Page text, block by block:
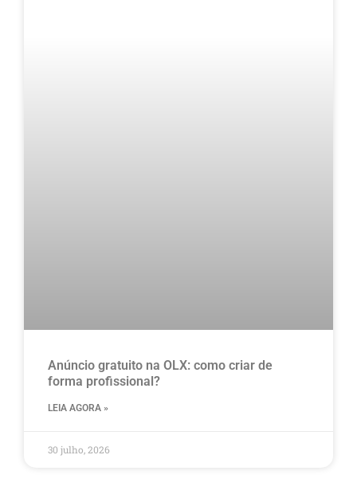
Anúncio gratuito na OLX​: como criar de
forma profissional?
LEIA AGORA »
30 julho, 2026